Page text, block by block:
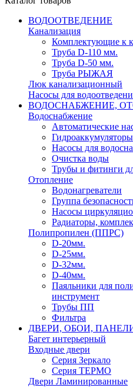
ВОДООТВЕДЕНИЕ
Канализация
Комплектующие к
Труба D-110 мм.
Труба D-50 мм.
Труба РЫЖАЯ
Люк канализационный
Насосы для
ВОДОСНАБЖЕНИЕ,
Водоснабжение
Автоматичеcкие
Гидроаккумуляторы
Насосы для
Очистка воды
Трубы и фитинги
Отопление
Водонагреватели
Группа
Насосы
Радиаторы,
Полипропилен (ППРС)
D-20мм.
D-25мм.
D-32мм.
D-40мм.
Паяльники для
инструмент
Трубы ПП
Фильтра
ДВЕРИ, ОБОИ,
Багет интерьерный
Входные двери
Серия Зеркало
Серия ТЕРМО
Двери Ламинированные